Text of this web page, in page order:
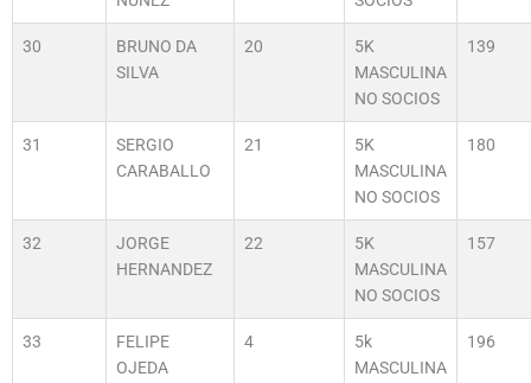
30
BRUNO DA
SILVA
20
5K
MASCULINA
NO SOCIOS
139
31
SERGIO
CARABALLO
21
5K
MASCULINA
NO SOCIOS
180
32
JORGE
HERNANDEZ
22
5K
MASCULINA
NO SOCIOS
157
33
FELIPE
OJEDA
4
5k
MASCULINA
196